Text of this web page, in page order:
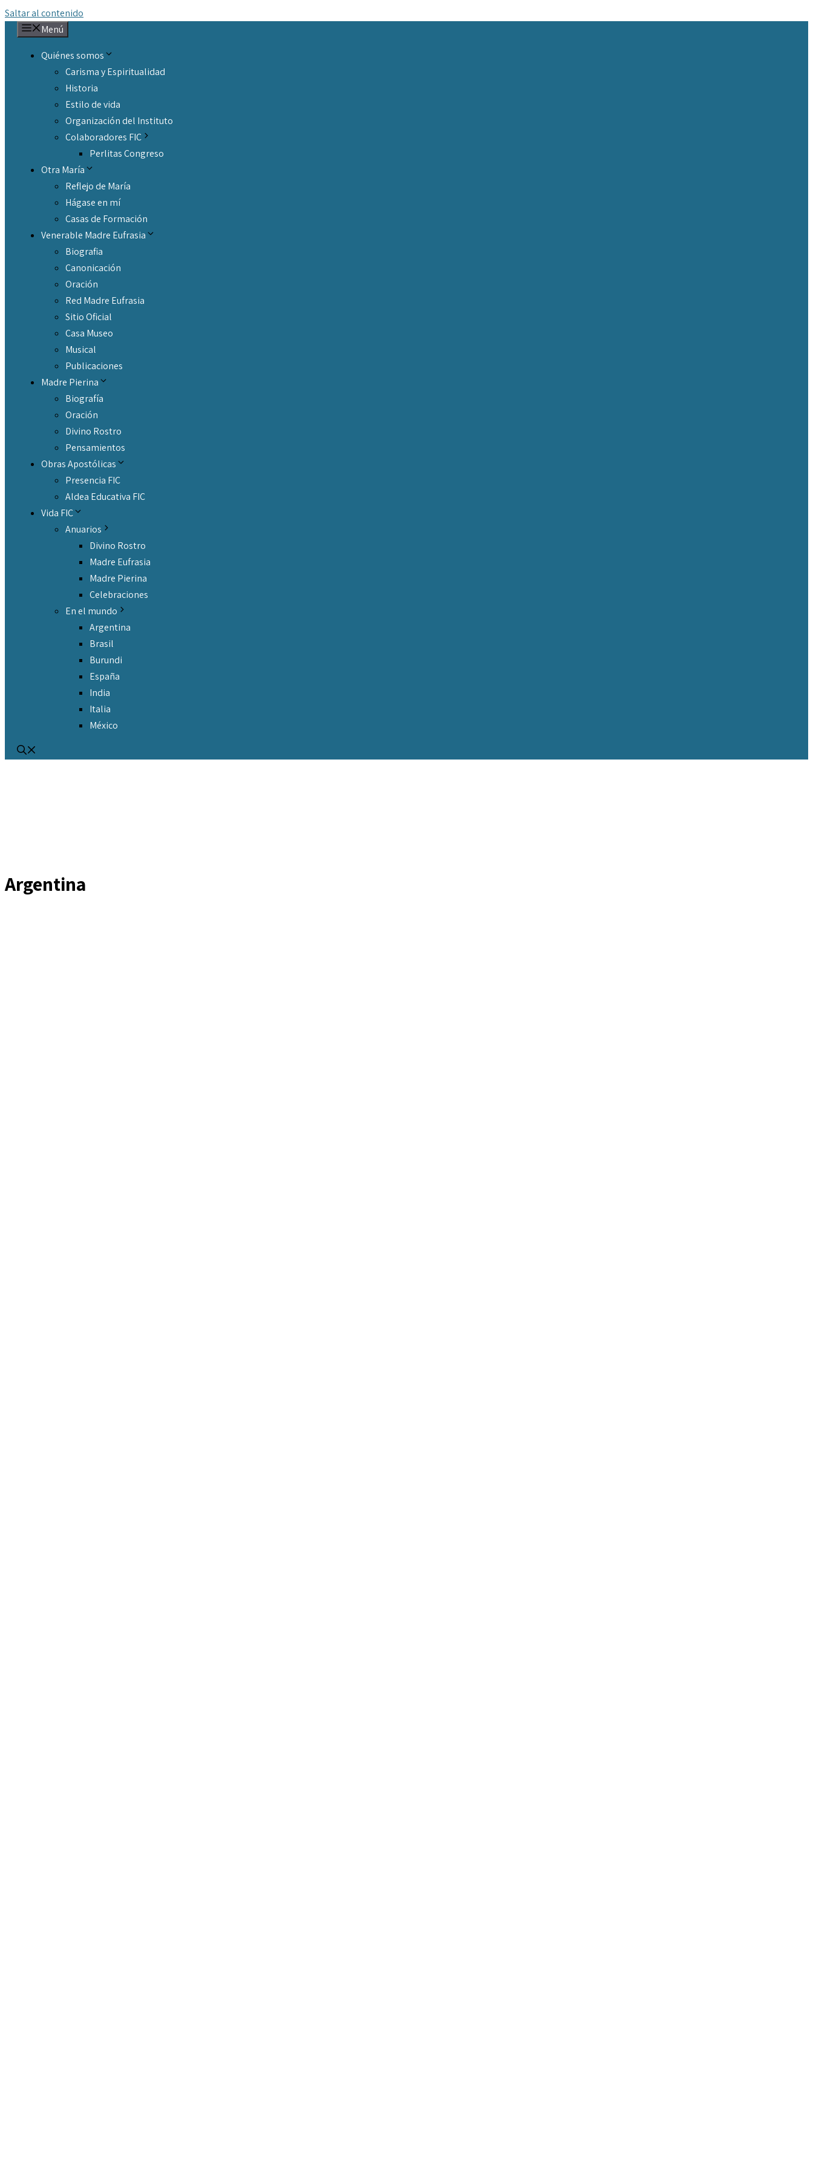
Saltar al contenido
Menú
Quiénes somos
Carisma y Espiritualidad
Historia
Estilo de vida
Organización del Instituto
Colaboradores FIC
Perlitas Congreso
Otra María
Reflejo de María
Hágase en mí
Casas de Formación
Venerable Madre Eufrasia
Biografia
Canonicación
Oración
Red Madre Eufrasia
Sitio Oficial
Casa Museo
Musical
Publicaciones
Madre Pierina
Biografía
Oración
Divino Rostro
Pensamientos
Obras Apostólicas
Presencia FIC
Aldea Educativa FIC
Vida FIC
Anuarios
Divino Rostro
Madre Eufrasia
Madre Pierina
Celebraciones
En el mundo
Argentina
Brasil
Burundi
España
India
Italia
México
Argentina